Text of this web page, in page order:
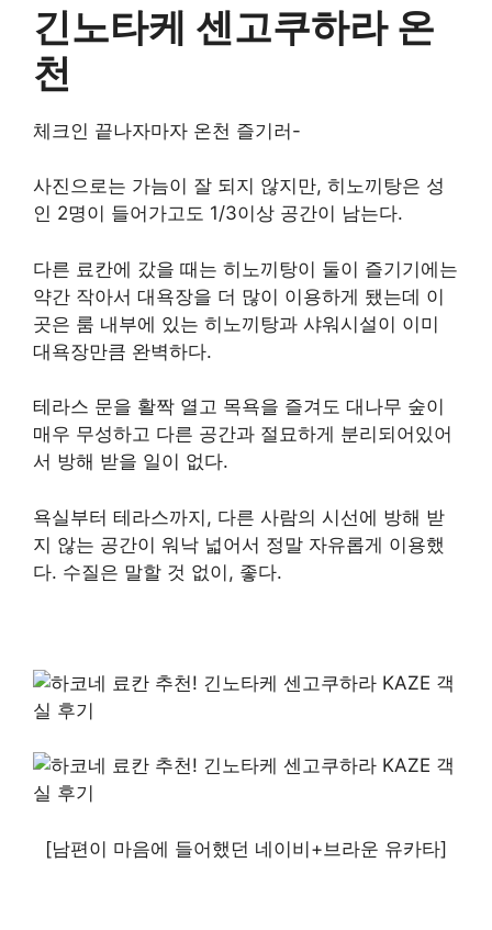
긴노타케 센고쿠하라 온
천
체크인 끝나자마자 온천 즐기러-
사진으로는 가늠이 잘 되지 않지만, 히노끼탕은 성
인 2명이 들어가고도 1/3이상 공간이 남는다.
다른 료칸에 갔을 때는 히노끼탕이 둘이 즐기기에는
약간 작아서 대욕장을 더 많이 이용하게 됐는데 이
곳은 룸 내부에 있는 히노끼탕과 샤워시설이 이미
대욕장만큼 완벽하다.
테라스 문을 활짝 열고 목욕을 즐겨도 대나무 숲이
매우 무성하고 다른 공간과 절묘하게 분리되어있어
서 방해 받을 일이 없다.
욕실부터 테라스까지, 다른 사람의 시선에 방해 받
지 않는 공간이 워낙 넓어서 정말 자유롭게 이용했
다. 수질은 말할 것 없이, 좋다.
[남편이 마음에 들어했던 네이비+브라운 유카타]